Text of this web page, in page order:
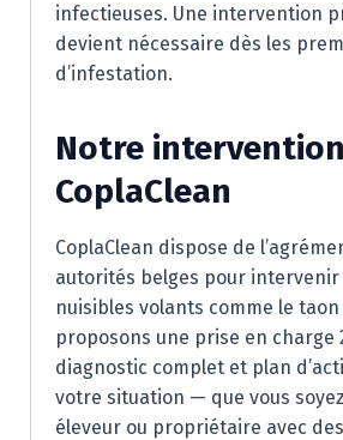
infectieuses. Une intervention
devient nécessaire dès les
d’infestation.
Notre
CoplaClean
CoplaClean dispose de
autorités belges pour intervenir
nuisibles volants comme le taon
proposons une prise en charge
diagnostic complet et plan
votre situation — que vous
éleveur ou propriétaire avec